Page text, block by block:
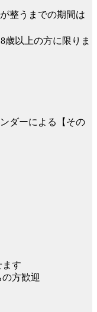
整うまでの期間は
歳以上の方に限りま
ダーによる【その
ます
方歓迎